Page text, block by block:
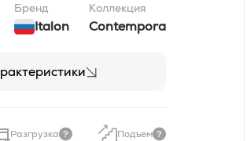
Бренд
Italon
Коллекция
Contempora
Разгрузка Подъем